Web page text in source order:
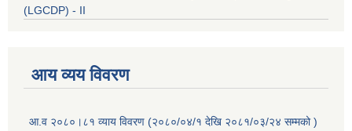
(LGCDP) - II
आय व्यय विवरण
आ.व २०८०।८१ व्याय विवरण (२०८०/०४/१ देखि २०८१/०३/२४ सम्मको )